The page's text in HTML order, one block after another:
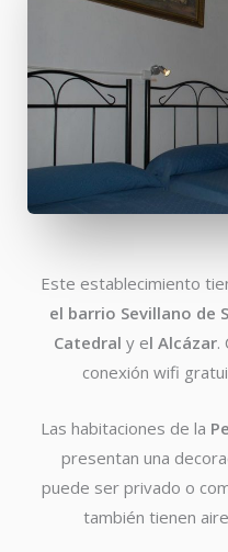
Este establecimiento
el barrio Sevillano de
Catedral y el Alcázar.
conexión wifi
Las habitaciones de la
presentan una
puede ser privado o
también tienen